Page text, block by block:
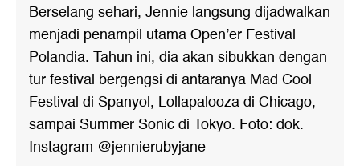
Berselang sehari, Jennie langsung dijadwalkan
menjadi penampil utama Open’er Festival
Polandia. Tahun ini, dia akan sibukkan dengan
tur festival bergengsi di antaranya Mad Cool
Festival di Spanyol, Lollapalooza di Chicago,
sampai Summer Sonic di Tokyo. Foto: dok.
Instagram @jennierubyjane